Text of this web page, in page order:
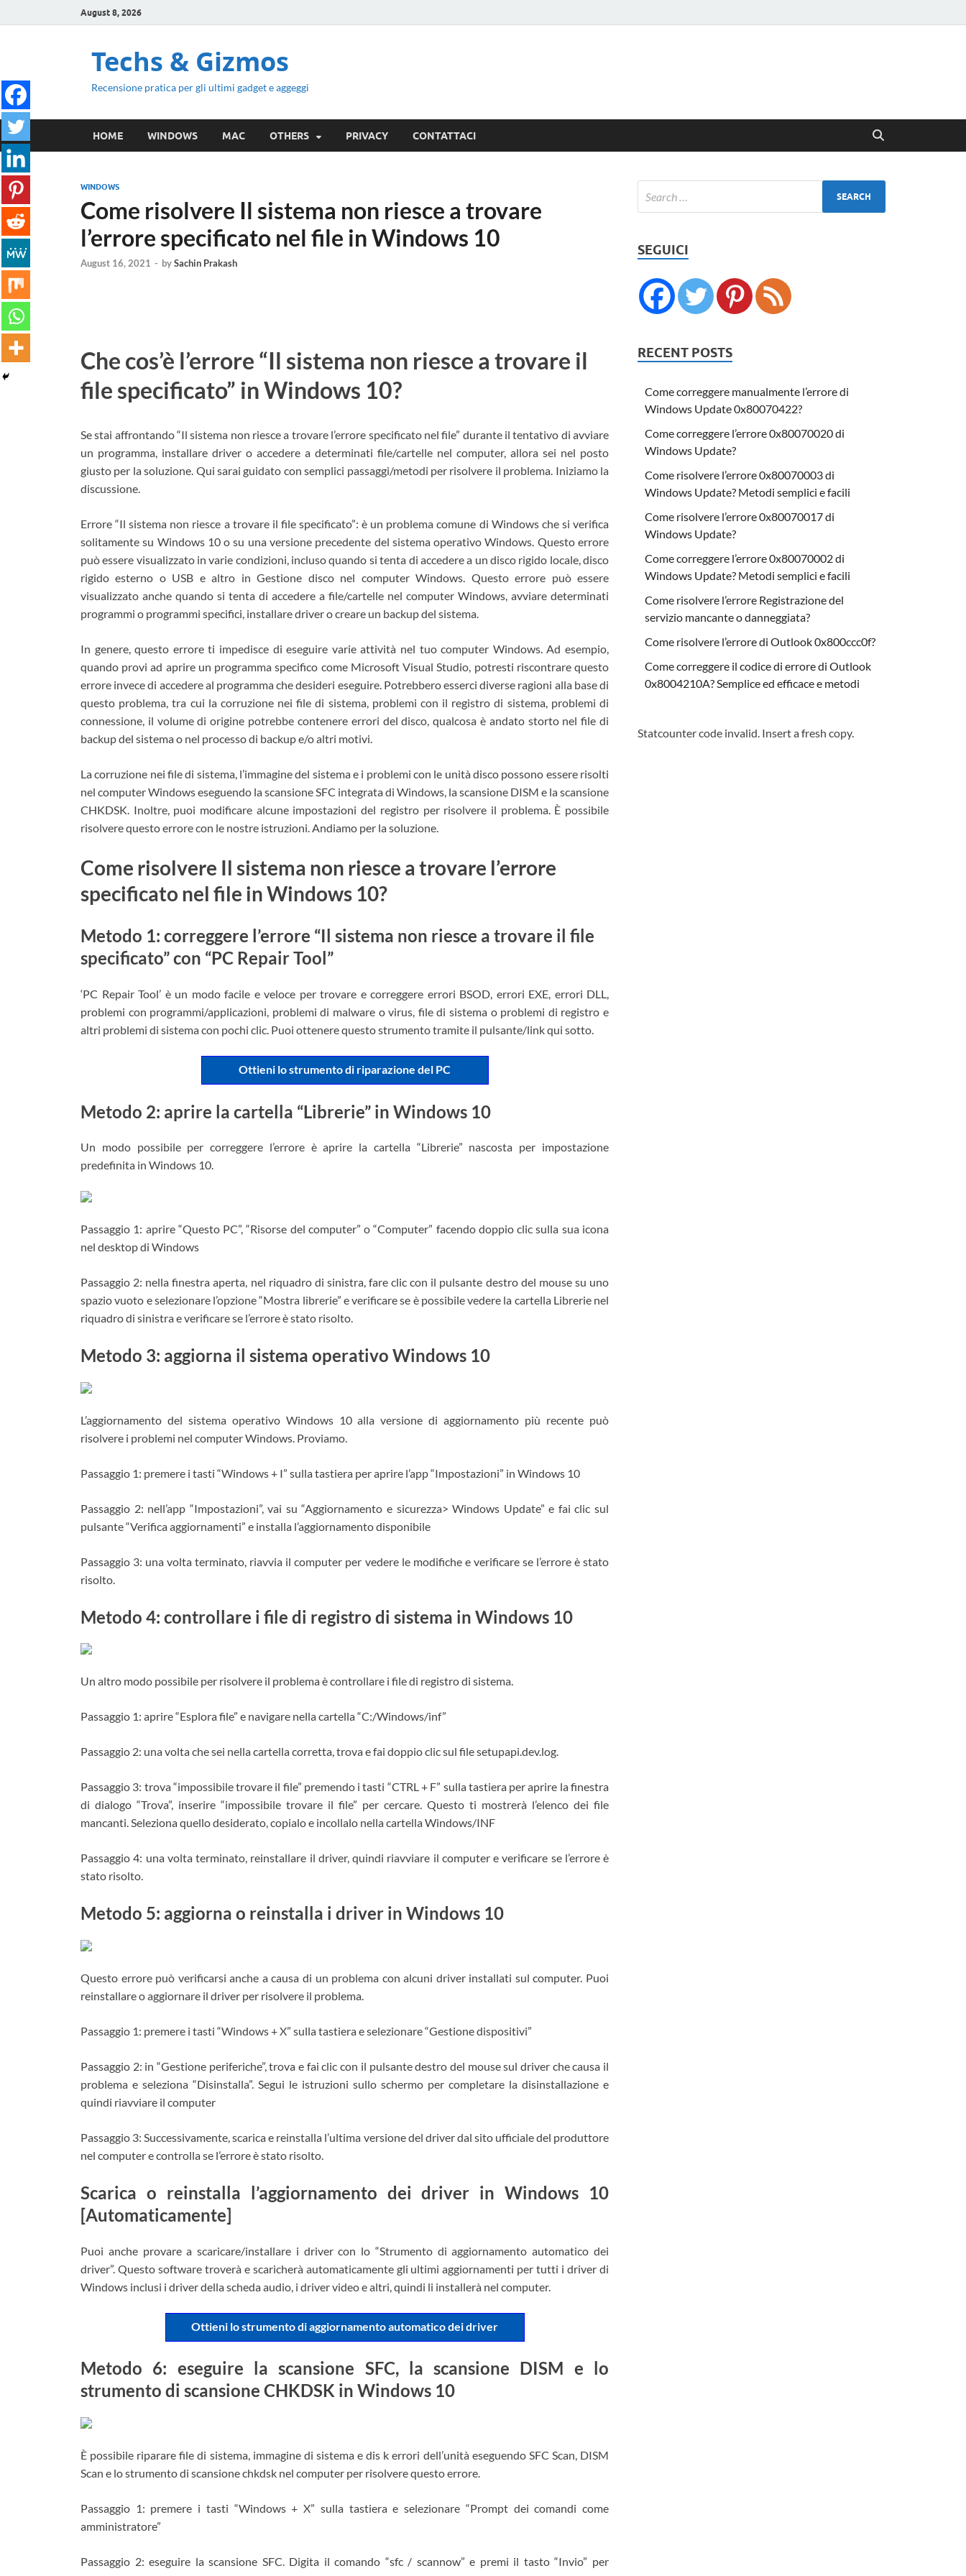
August 8, 2026
Techs & Gizmos
Recensione pratica per gli ultimi gadget e aggeggi
HOME WINDOWS MAC OTHERS PRIVACY CONTATTACI
WINDOWS
Come risolvere Il sistema non riesce a trovare
l’errore specificato nel file in Windows 10
August 16, 2021 - bySachin Prakash
Che cos’è l’errore “Il sistema non riesce a trovare il
file specificato” in Windows 10?
Se stai affrontando “Il sistema non riesce a trovare l’errore specificato nel file” durante il tentativo di avviare
un programma, installare driver o accedere a determinati file/cartelle nel computer, allora sei nel posto
giusto per la soluzione. Qui sarai guidato con semplici passaggi/metodi per risolvere il problema. Iniziamo la
discussione.
Errore “Il sistema non riesce a trovare il file specificato”: è un problema comune di Windows che si verifica
solitamente su Windows 10 o su una versione precedente del sistema operativo Windows. Questo errore
può essere visualizzato in varie condizioni, incluso quando si tenta di accedere a un disco rigido locale, disco
rigido esterno o USB e altro in Gestione disco nel computer Windows. Questo errore può essere
visualizzato anche quando si tenta di accedere a file/cartelle nel computer Windows, avviare determinati
programmi o programmi specifici, installare driver o creare un backup del sistema.
In genere, questo errore ti impedisce di eseguire varie attività nel tuo computer Windows. Ad esempio,
quando provi ad aprire un programma specifico come Microsoft Visual Studio, potresti riscontrare questo
errore invece di accedere al programma che desideri eseguire. Potrebbero esserci diverse ragioni alla base di
questo problema, tra cui la corruzione nei file di sistema, problemi con il registro di sistema, problemi di
connessione, il volume di origine potrebbe contenere errori del disco, qualcosa è andato storto nel file di
backup del sistema o nel processo di backup e/o altri motivi.
La corruzione nei file di sistema, l’immagine del sistema e i problemi con le unità disco possono essere risolti
nel computer Windows eseguendo la scansione SFC integrata di Windows, la scansione DISM e la scansione
CHKDSK. Inoltre, puoi modificare alcune impostazioni del registro per risolvere il problema. È possibile
risolvere questo errore con le nostre istruzioni. Andiamo per la soluzione.
Come risolvere Il sistema non riesce a trovare l’errore
specificato nel file in Windows 10?
Metodo 1: correggere l’errore “Il sistema non riesce a trovare il file
specificato” con “PC Repair Tool”
‘PC Repair Tool’ è un modo facile e veloce per trovare e correggere errori BSOD, errori EXE, errori DLL,
problemi con programmi/applicazioni, problemi di malware o virus, file di sistema o problemi di registro e
altri problemi di sistema con pochi clic. Puoi ottenere questo strumento tramite il pulsante/link qui sotto.
Ottieni lo strumento di riparazione del PC
Metodo 2: aprire la cartella “Librerie” in Windows 10
Un modo possibile per correggere l’errore è aprire la cartella “Librerie” nascosta per impostazione
predefinita in Windows 10.
Passaggio 1: aprire “Questo PC”, “Risorse del computer” o “Computer” facendo doppio clic sulla sua icona
nel desktop di Windows
Passaggio 2: nella finestra aperta, nel riquadro di sinistra, fare clic con il pulsante destro del mouse su uno
spazio vuoto e selezionare l’opzione “Mostra librerie” e verificare se è possibile vedere la cartella Librerie nel
riquadro di sinistra e verificare se l’errore è stato risolto.
Metodo 3: aggiorna il sistema operativo Windows 10
L’aggiornamento del sistema operativo Windows 10 alla versione di aggiornamento più recente può
risolvere i problemi nel computer Windows. Proviamo.
Passaggio 1: premere i tasti “Windows + I” sulla tastiera per aprire l’app “Impostazioni” in Windows 10
Passaggio 2: nell’app “Impostazioni”, vai su “Aggiornamento e sicurezza> Windows Update” e fai clic sul
pulsante “Verifica aggiornamenti” e installa l’aggiornamento disponibile
Passaggio 3: una volta terminato, riavvia il computer per vedere le modifiche e verificare se l’errore è stato
risolto.
Metodo 4: controllare i file di registro di sistema in Windows 10
Un altro modo possibile per risolvere il problema è controllare i file di registro di sistema.
Passaggio 1: aprire “Esplora file” e navigare nella cartella “C:/Windows/inf”
Passaggio 2: una volta che sei nella cartella corretta, trova e fai doppio clic sul file setupapi.dev.log.
Passaggio 3: trova “impossibile trovare il file” premendo i tasti “CTRL + F” sulla tastiera per aprire la finestra
di dialogo “Trova”, inserire “impossibile trovare il file” per cercare. Questo ti mostrerà l’elenco dei file
mancanti. Seleziona quello desiderato, copialo e incollalo nella cartella Windows/INF
Passaggio 4: una volta terminato, reinstallare il driver, quindi riavviare il computer e verificare se l’errore è
stato risolto.
Metodo 5: aggiorna o reinstalla i driver in Windows 10
Questo errore può verificarsi anche a causa di un problema con alcuni driver installati sul computer. Puoi
reinstallare o aggiornare il driver per risolvere il problema.
Passaggio 1: premere i tasti “Windows + X” sulla tastiera e selezionare “Gestione dispositivi”
Passaggio 2: in “Gestione periferiche”, trova e fai clic con il pulsante destro del mouse sul driver che causa il
problema e seleziona “Disinstalla”. Segui le istruzioni sullo schermo per completare la disinstallazione e
quindi riavviare il computer
Passaggio 3: Successivamente, scarica e reinstalla l’ultima versione del driver dal sito ufficiale del produttore
nel computer e controlla se l’errore è stato risolto.
Scarica o reinstalla l’aggiornamento dei driver in Windows 10
[Automaticamente]
Puoi anche provare a scaricare/installare i driver con lo “Strumento di aggiornamento automatico dei
driver”. Questo software troverà e scaricherà automaticamente gli ultimi aggiornamenti per tutti i driver di
Windows inclusi i driver della scheda audio, i driver video e altri, quindi li installerà nel computer.
Ottieni lo strumento di aggiornamento automatico dei driver
Metodo 6: eseguire la scansione SFC, la scansione DISM e lo
strumento di scansione CHKDSK in Windows 10
È possibile riparare file di sistema, immagine di sistema e dis k errori dell’unità eseguendo SFC Scan, DISM
Scan e lo strumento di scansione chkdsk nel computer per risolvere questo errore.
Passaggio 1: premere i tasti “Windows + X” sulla tastiera e selezionare “Prompt dei comandi come
amministratore”
Passaggio 2: eseguire la scansione SFC. Digita il comando “sfc / scannow” e premi il tasto “Invio” per
SEGUICI
RECENT POSTS
Come correggere manualmente l’errore di
Windows Update 0x80070422?
Come correggere l’errore 0x80070020 di
Windows Update?
Come risolvere l’errore 0x80070003 di
Windows Update? Metodi semplici e facili
Come risolvere l’errore 0x80070017 di
Windows Update?
Come correggere l’errore 0x80070002 di
Windows Update? Metodi semplici e facili
Come risolvere l’errore Registrazione del
servizio mancante o danneggiata?
Come risolvere l’errore di Outlook 0x800ccc0f?
Come correggere il codice di errore di Outlook
0x8004210A? Semplice ed efficace e metodi
Statcounter code invalid. Insert a fresh copy.
Accept Terms